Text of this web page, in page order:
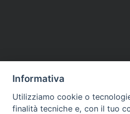
DIOCESI
Contatti:Tel.: 06.93268401
Informativa
Utilizziamo cookie o
finalità tecniche e, con il tuo